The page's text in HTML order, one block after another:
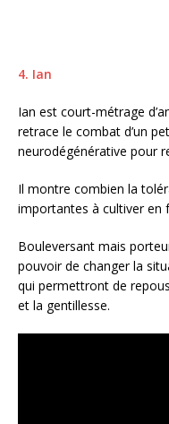
4. Ian
Ian est court-métrage
retrace le combat d’un
neurodégénérative pour
Il montre combien la
importantes à cultiver en
Bouleversant mais
pouvoir de changer la
qui permettront de
et la gentillesse.